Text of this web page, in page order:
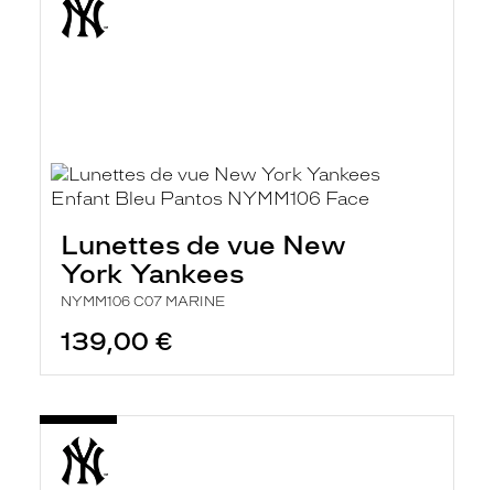
Lunettes de vue New
York Yankees
NYMM106 C07 MARINE
139,00 €